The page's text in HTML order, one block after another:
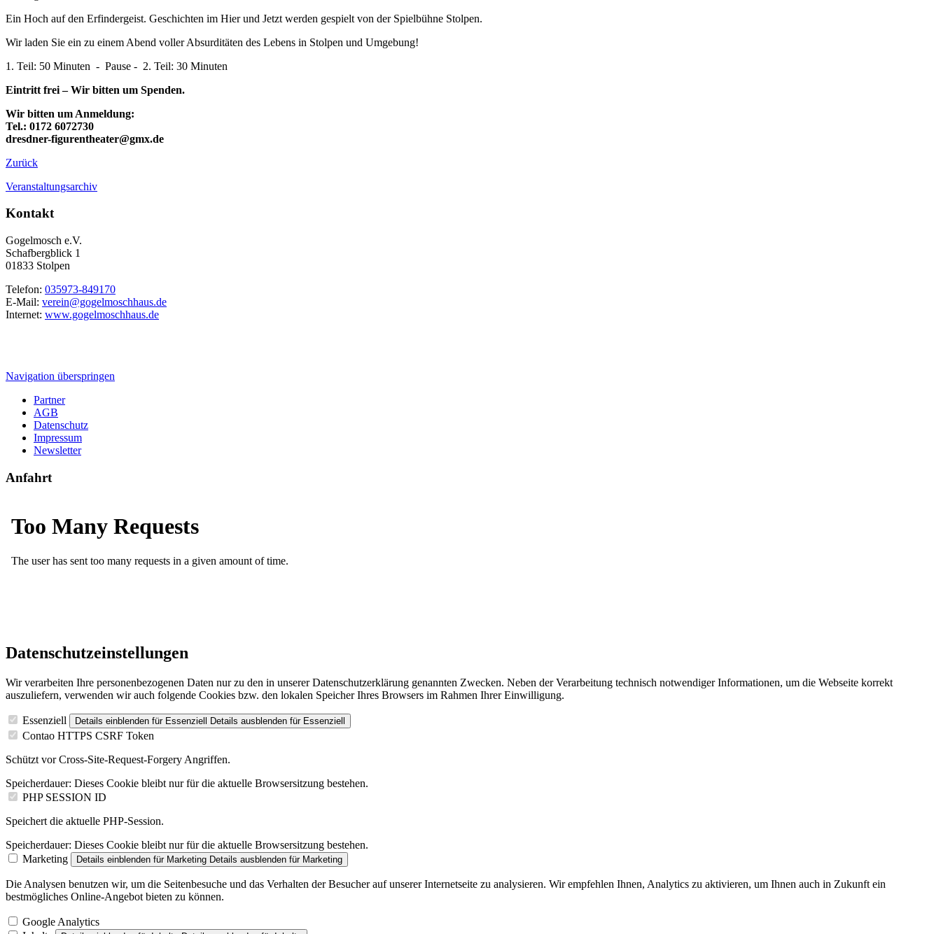
Ein Hoch auf den Erfindergeist. Geschichten im Hier und Jetzt werden gespielt von der Spielbühne Stolpen.
Wir laden Sie ein zu einem Abend voller Absurditäten des Lebens in Stolpen und Umgebung!
1. Teil: 50 Minuten - Pause - 2. Teil: 30 Minuten
Eintritt frei – Wir bitten um Spenden.
Wir bitten um Anmeldung:
Tel.: 0172 6072730
dresdner-figurentheater@gmx.de
Zurück
Veranstaltungsarchiv
Kontakt
Gogelmosch e.V.
Schafbergblick 1
01833 Stolpen
Telefon: 035973-849170
E-Mail: verein@gogelmoschhaus.de
Internet: www.gogelmoschhaus.de
Navigation überspringen
Partner
AGB
Datenschutz
Impressum
Newsletter
Anfahrt
Datenschutzeinstellungen
Wir verarbeiten Ihre personenbezogenen Daten nur zu den in unserer Datenschutzerklärung genannten Zwecken. Neben der Verarbeitung technisch notwendiger Informationen, um die Webseite korrekt
auszuliefern, verwenden wir auch folgende Cookies bzw. den lokalen Speicher Ihres Browsers im Rahmen Ihrer Einwilligung.
Essenziell Details einblenden für Essenziell Details ausblenden für Essenziell
Contao HTTPS CSRF Token
Schützt vor Cross-Site-Request-Forgery Angriffen.
Speicherdauer: Dieses Cookie bleibt nur für die aktuelle Browsersitzung bestehen.
PHP SESSION ID
Speichert die aktuelle PHP-Session.
Speicherdauer: Dieses Cookie bleibt nur für die aktuelle Browsersitzung bestehen.
Marketing
Details einblenden für Marketing Details ausblenden für Marketing
Die Analysen benutzen wir, um die Seitenbesuche und das Verhalten der Besucher auf unserer Internetseite zu analysieren. Wir empfehlen Ihnen, Analytics zu aktivieren, um Ihnen auch in Zukunft ein
bestmögliches Online-Angebot bieten zu können.
Google Analytics